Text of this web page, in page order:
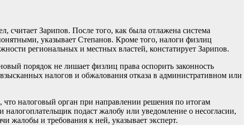
считает Зарипов. После того, как была отлажена система
указывает Степанов. Кроме того, налоги физлиц
региональных и местных властей, констатирует Зарипов.
порядок не лишает физлиц права оспорить законность
налогов и обжалования отказа в административном или
налоговый орган при направлении решения по итогам
подаст жалобу или уведомление о несогласии,
жалобы и требования к ней, указывает эксперт.